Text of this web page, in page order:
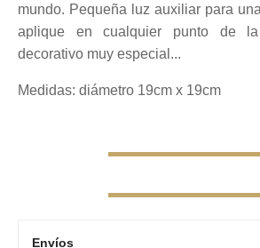
mundo. Pequeña luz auxiliar para
aplique en cualquier punto de
decorativo muy especial...
Medidas: diámetro 19cm x 19cm
Envíos